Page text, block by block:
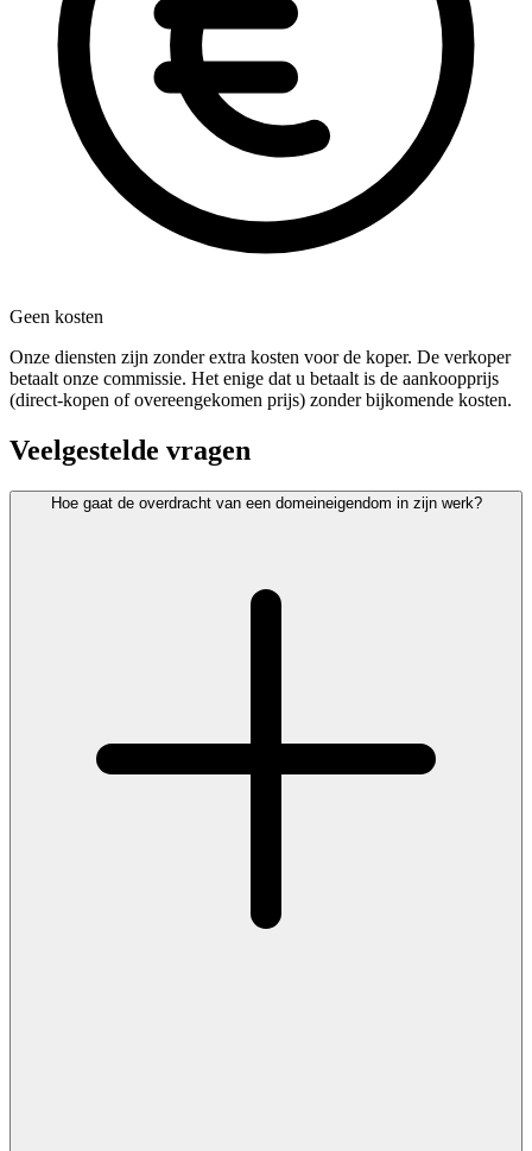
Geen kosten
Onze diensten zijn zonder extra kosten voor de koper. De verkoper
betaalt onze commissie. Het enige dat u betaalt is de aankoopprijs
(direct-kopen of overeengekomen prijs) zonder bijkomende kosten.
Veelgestelde vragen
Hoe gaat de overdracht van een domeineigendom in zijn werk?